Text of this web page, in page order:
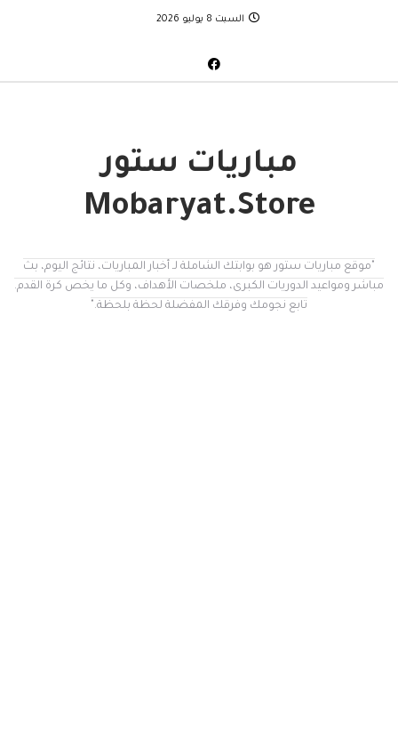
السبت 8 يوليو 2026
مباريات ستور
Mobaryat.Store
"موقع مباريات ستور هو بوابتك الشاملة لـ أخبار المباريات، نتائج اليوم، بث
مباشر ومواعيد الدوريات الكبرى، ملخصات الأهداف، وكل ما يخص كرة القدم.
تابع نجومك وفرقك المفضلة لحظة بلحظة."